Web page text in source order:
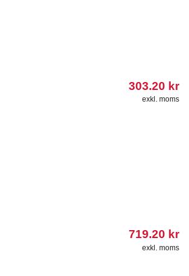
303.20 kr
exkl. moms
719.20 kr
exkl. moms